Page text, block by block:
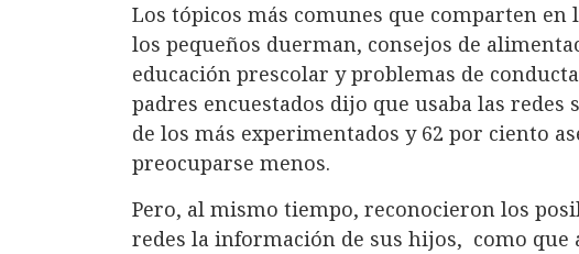
Los tópicos más comunes que comparten en
los pequeños duerman, consejos de
educación prescolar y problemas de
padres encuestados dijo que usaba las redes
de los más experimentados y 62 por ciento
preocuparse menos.
Pero, al mismo tiempo, reconocieron los
redes la información de sus hijos, como